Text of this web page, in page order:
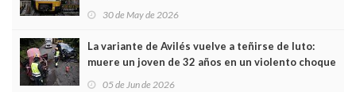
sobrecoste de los trenes que no cabían por los
30 de May de 2026
La variante de Avilés vuelve a teñirse de luto:
muere un joven de 32 años en un violento choque
frontal
05 de Jun de 2026